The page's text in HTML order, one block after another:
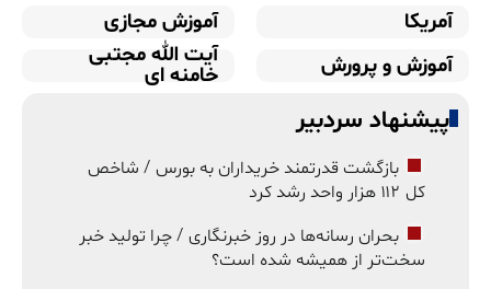
آمریکا
آموزش مجازی
آموزش و پرورش
آیت الله مجتبی
خامنه ای
پیشنهاد سردبیر
بازگشت قدرتمند خریداران به بورس / شاخص
کل ۱۱۲ هزار واحد رشد کرد
بحران رسانه‌ها در روز خبرنگاری / چرا تولید خبر
سخت‌تر از همیشه شده است؟